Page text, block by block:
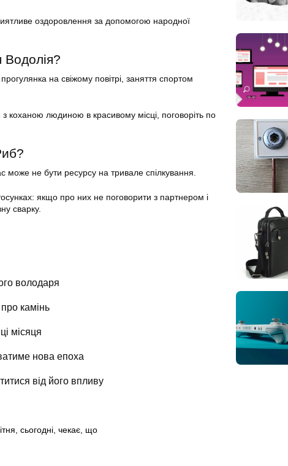
оздоровлення за допомогою народної
Водолія?
на свіжому повітрі, заняття спортом
коханою людиною в красивому місці, поговоріть по
може не бути ресурсу на тривале спілкування.
якщо про них не поговорити з партнером і
сварку.
володаря
камінь
місяця
нова епоха
від його впливу
, сьогодні, чекає, що